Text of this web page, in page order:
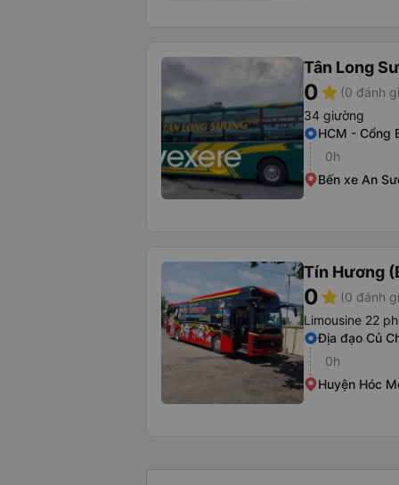
Tân Long
0star (0 đánh
34 giường
HCM - Cổng
0h
Bến xe An
Tín Hương
0star (0 đánh
Limousine 22
Địa đạo Củ
0h
Huyện Hóc